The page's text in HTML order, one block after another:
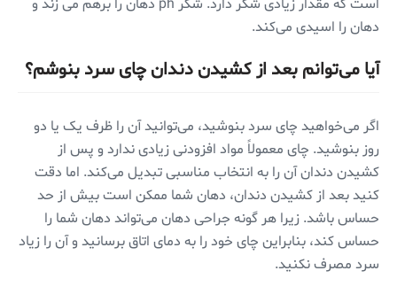
است که مقدار زیادی شکر دارد. شکر ph دهان را برهم می زند و
دهان را اسیدی می‌کند.
آیا می‌توانم بعد از کشیدن دندان چای سرد بنوشم؟
اگر می‌خواهید چای سرد بنوشید، می‌توانید آن را ظرف یک یا دو
روز بنوشید. چای معمولاً مواد افزودنی زیادی ندارد و پس از
کشیدن دندان آن را به انتخاب مناسبی تبدیل می‌کند. اما دقت
کنید بعد از کشیدن دندان، دهان شما ممکن است بیش از حد
حساس باشد. زیرا هر گونه جراحی دهان می‌تواند دهان شما را
حساس کند، بنابراین چای خود را به دمای اتاق برسانید و آن را زیاد
سرد مصرف نکنید.